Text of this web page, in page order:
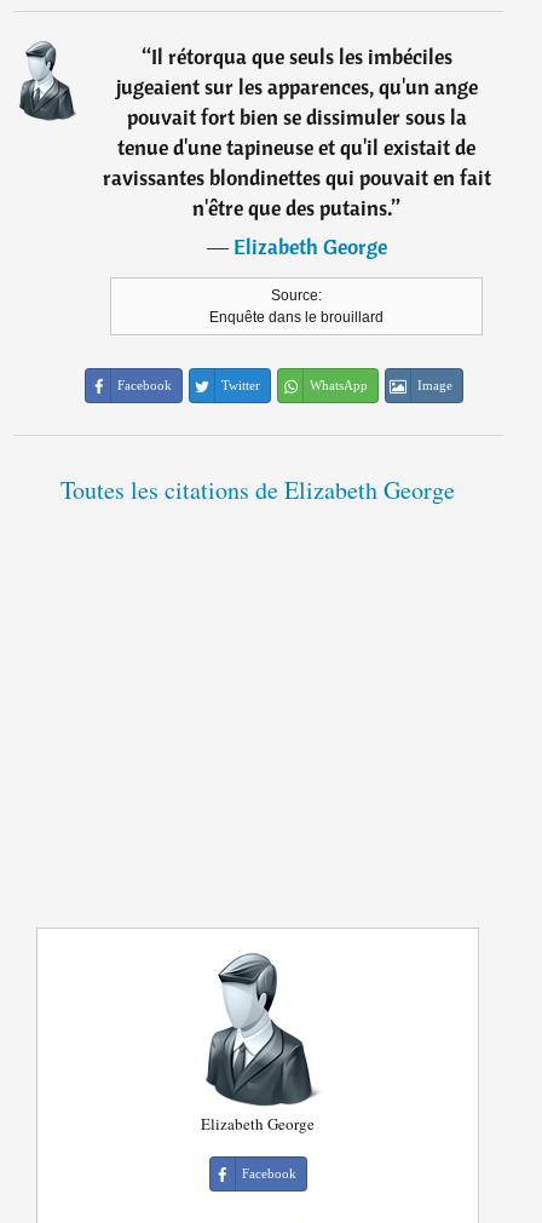
“Il rétorqua que seuls les imbéciles
jugeaient sur les apparences, qu'un ange
pouvait fort bien se dissimuler sous la
tenue d'une tapineuse et qu'il existait de
ravissantes blondinettes qui pouvait en fait
n'être que des putains.”
―Elizabeth George
Source:
Enquête dans le brouillard
Facebook Twitter WhatsApp Image
Toutes les citations de Elizabeth George
Elizabeth George
Facebook